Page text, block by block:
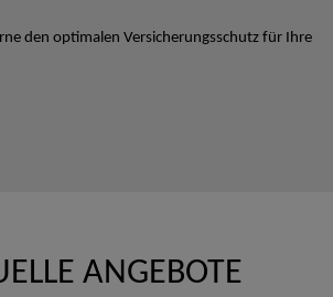
den optimalen Versicherungsschutz für Ihre
ANGEBOTE